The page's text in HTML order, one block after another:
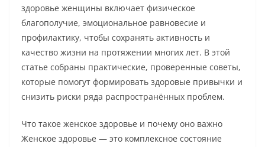
здоровье женщины включает физическое
благополучие, эмоциональное равновесие и
профилактику, чтобы сохранять активность и
качество жизни на протяжении многих лет. В этой
статье собраны практические, проверенные советы,
которые помогут формировать здоровые привычки и
снизить риски ряда распространённых проблем.
Что такое женское здоровье и почему оно важно
Женское здоровье — это комплексное состояние